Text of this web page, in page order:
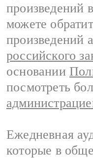
произведений
можете
произведений
российского
основании
посмотреть
Ежедневная
которые в